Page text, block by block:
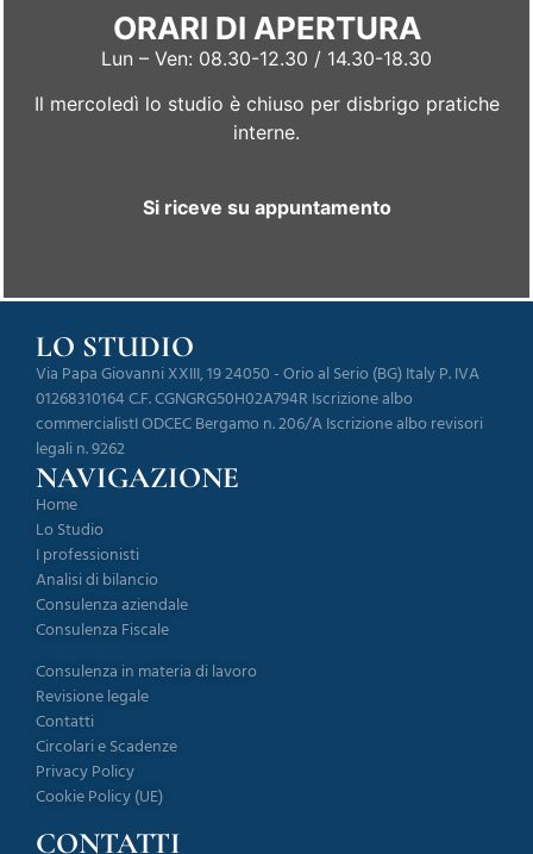
ORARI DI APERTURA
Lun – Ven: 08.30-12.30 / 14.30-18.30
Il mercoledì lo studio è chiuso per disbrigo pratiche
interne.
Si riceve su appuntamento
LO STUDIO
Via Papa Giovanni XXIII, 19 24050 - Orio al Serio (BG) Italy P. IVA
01268310164 C.F. CGNGRG50H02A794R Iscrizione albo
commercialistI ODCEC Bergamo n. 206/A Iscrizione albo revisori
legali n. 9262
NAVIGAZIONE
Home
Lo Studio
I professionisti
Analisi di bilancio
Consulenza aziendale
Consulenza Fiscale
Consulenza in materia di lavoro
Revisione legale
Contatti
Circolari e Scadenze
Privacy Policy
Cookie Policy (UE)
CONTATTI